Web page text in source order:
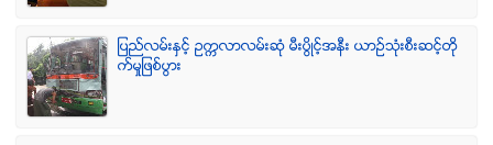
ျပည္လမ္းႏွင့္ ဥကၠလာလမ္းဆုံ မီးပြိဳင့္အနီး ယာဥ္သုံးစီးဆင့္တို
က္မႈျဖစ္ပြား